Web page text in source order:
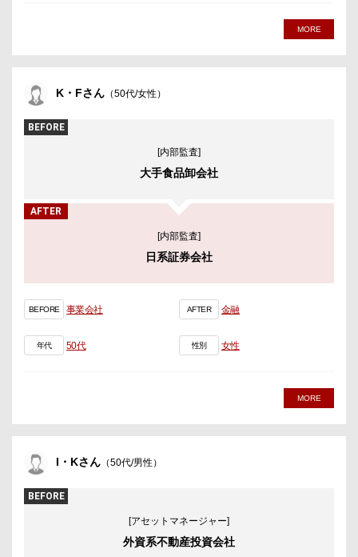
MORE
K・Fさん （50代/女性）
BEFORE
[内部監査]
大手食品卸会社
AFTER
[内部監査]
日系証券会社
BEFORE 事業会社 AFTER 金融
年代 50代 性別 女性
MORE
I・Kさん （50代/男性）
BEFORE
[アセットマネージャー]
外資系不動産投資会社